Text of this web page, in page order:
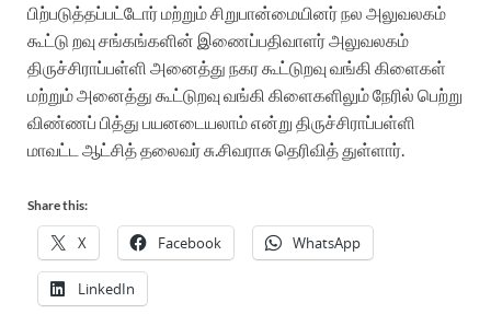
பிற்படுத்தப்பட்டோர் மற்றும் சிறுபான்மையினர் நல அலுவலகம்
கூட்டு றவு சங்கங்களின் இணைப்பதிவாளர் அலுவலகம்
திருச்சிராப்பள்ளி அனைத்து நகர கூட்டுறவு வங்கி கிளைகள்
மற்றும் அனைத்து கூட்டுறவு வங்கி கிளைகளிலும் நேரில் பெற்று
விண்ணப் பித்து பயனடையலாம் என்று திருச்சிராப்பள்ளி
மாவட்ட ஆட்சித் தலைவர் சு.சிவராசு தெரிவித் துள்ளார்.
Share this:
X Facebook WhatsApp
LinkedIn